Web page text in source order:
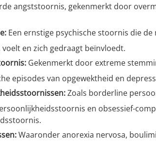
angststoornis, gekenmerkt door
Een ernstige psychische stoornis die
en zich gedraagt beïnvloedt.
Gekenmerkt door extreme
episodes van opgewektheid en
Zoals borderline
en obsessief-
Waaronder anorexia nervosa,